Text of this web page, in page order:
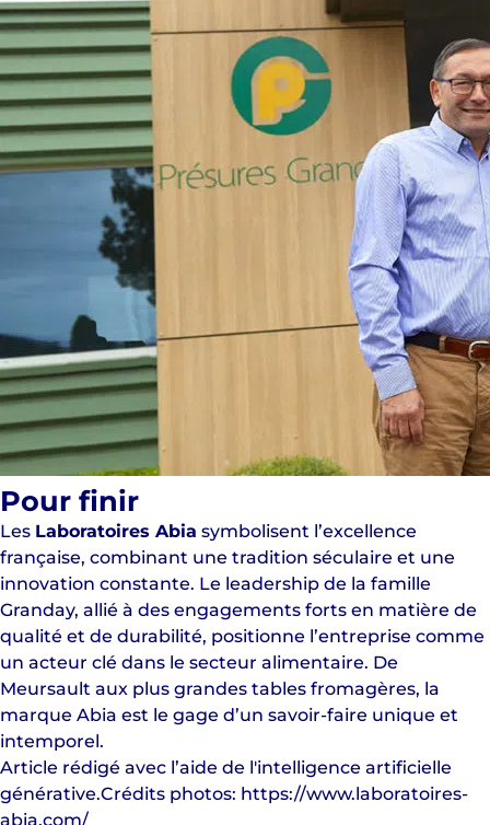
Pour finir
Les Laboratoires Abia symbolisent l’excellence
française, combinant une tradition séculaire et une
innovation constante. Le leadership de la famille
Granday, allié à des engagements forts en matière de
qualité et de durabilité, positionne l’entreprise comme
un acteur clé dans le secteur alimentaire. De
Meursault aux plus grandes tables fromagères, la
marque Abia est le gage d’un savoir-faire unique et
intemporel.
Article rédigé avec l’aide de l'intelligence artificielle
générative.Crédits photos: https://www.laboratoires-
abia.com/